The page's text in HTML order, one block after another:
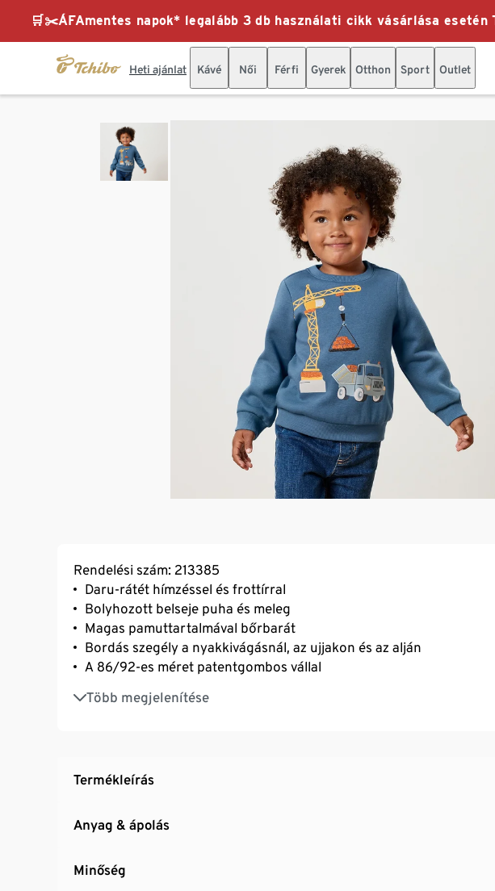
🛒✂️ÁFAmentes napok* legalább 3 db használati cikk vásárlása
Heti ajánlat Kávé Női Férfi Gyerek Otthon Sport Outlet
Rendelési szám: 213385
Daru-rátét hímzéssel és frottírral
Bolyhozott belseje puha és meleg
Magas pamuttartalmával bőrbarát
Bordás szegély a nyakkivágásnál, az ujjakon és az alján
A 86/92-es méret patentgombos vállal
Több megjelenítése
Egyenes szabás
Termékleírás
Anyag & ápolás
Minőség